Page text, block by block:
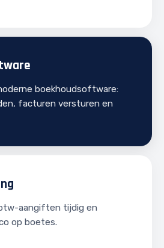
boekhoudsoftware:
facturen versturen en
aangiften tijdig en
op boetes.